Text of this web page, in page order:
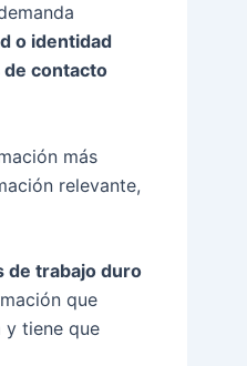
o identidad
contacto
más
relevante,
de trabajo duro
que
y tiene que